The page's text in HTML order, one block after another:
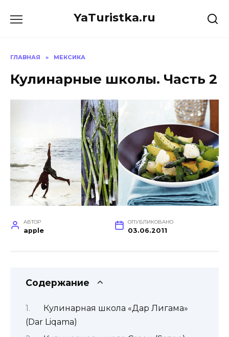
YaTuristka.ru
ГЛАВНАЯ » МЕКСИКА
Кулинарные школы. Часть 2
АВТОР
apple
ОПУБЛИКОВАНО
03.06.2011
Содержание
Кулинарная школа «Дар Лигама»
(Dar Liqama)